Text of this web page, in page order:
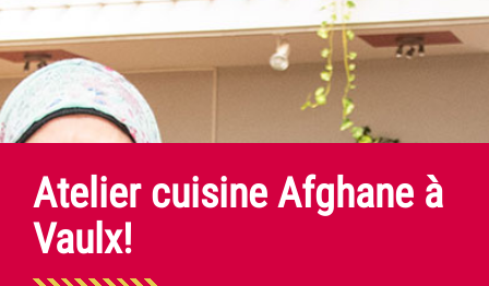
Atelier cuisine Afghane à
Vaulx!